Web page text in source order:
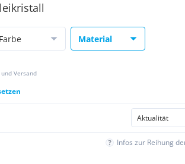
Farbe Material
Versand
Infos zur Reihung